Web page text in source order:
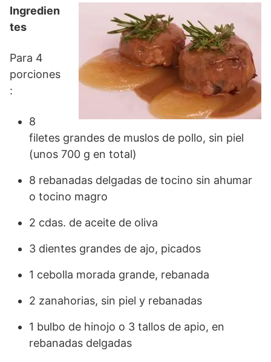
Ingredien
tes
Para 4
porciones
:
8
filetes grandes de muslos de pollo, sin piel
(unos 700 g en total)
8 rebanadas delgadas de tocino sin ahumar
o tocino magro
2 cdas. de aceite de oliva
3 dientes grandes de ajo, picados
1 cebolla morada grande, rebanada
2 zanahorias, sin piel y rebanadas
1 bulbo de hinojo o 3 tallos de apio, en
rebanadas delgadas